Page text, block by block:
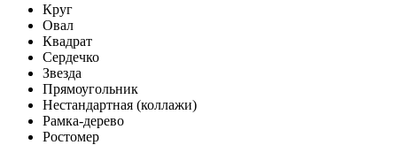
Круг
Овал
Квадрат
Сердечко
Звезда
Прямоугольник
Нестандартная (коллажи)
Рамка-дерево
Ростомер